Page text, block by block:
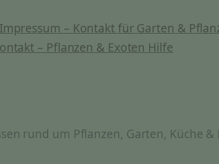
– Kontakt für Garten &
– Pflanzen & Exoten Hilfe
rund um Pflanzen, Garten, Küche